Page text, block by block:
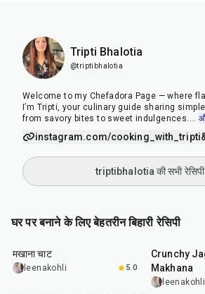
Tripti Bhalotia
@triptibhalotia
Welcome to my Chefadora Page — where
I’m Tripti, your culinary guide sharing
from savory bites to sweet indulgences. ...
instagram.com/cooking_with_tripti
triptibhalotia की सभी
घर पर बनाने के लिए बेहतरीन बिहारी रेसिपी
min
मखाना चाट
leenakohli 5.0
25
Crunchy
Makhana
leenakohli